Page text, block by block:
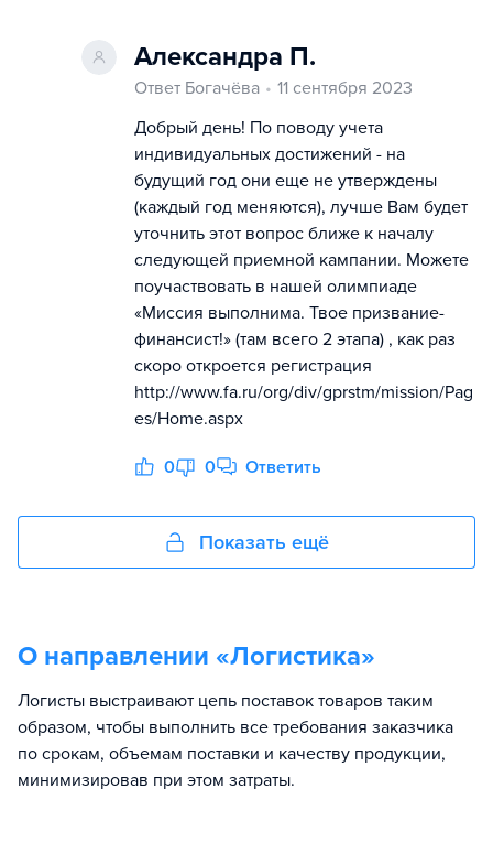
Александра П.
Ответ Богачёва
11 сентября 2023
Добрый день! По поводу учета
индивидуальных достижений - на
будущий год они еще не утверждены
(каждый год меняются), лучше Вам будет
уточнить этот вопрос ближе к началу
следующей приемной кампании. Можете
поучаствовать в нашей олимпиаде
«Миссия выполнима. Твое призвание-
финансист!» (там всего 2 этапа) , как раз
скоро откроется регистрация
http://www.fa.ru/org/div/gprstm/mission/Pag
es/Home.aspx
0 0 Ответить
Показать ещё
О направлении «Логистика»
Логисты выстраивают цепь поставок товаров таким
образом, чтобы выполнить все требования заказчика
по срокам, объемам поставки и качеству продукции,
минимизировав при этом затраты.